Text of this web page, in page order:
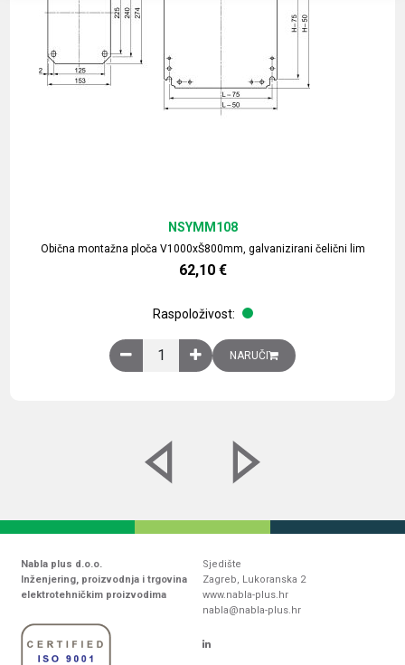
Obična montažna ploča V1000xŠ800mm, galvanizirani čelični lim
NSYMM108
62,10 €
Raspoloživost:
Obična montažna ploča V1000xŠ800mm,
NARUČI
Nabla plus d.o.o.
Inženjering, proizvodnja i trgovina
elektrotehničkim proizvodima
Sjedište
Zagreb, Lukoranska 2
www.nabla-plus.hr
nabla@nabla-plus.hr